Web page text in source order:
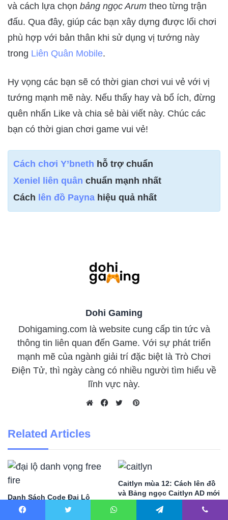
và cách lựa chọn bảng ngọc Arum theo từng trận
đấu. Qua đây, giúp các bạn xây dựng được lối chơi
phù hợp với bản thân khi sử dụng vị tướng này
trong Liên Quân Mobile.
Hy vọng các bạn sẽ có thời gian chơi vui vẻ với vị
tướng mạnh mẽ này. Nếu thấy hay và bổ ích, đừng
quên nhấn Like và chia sẻ bài viết này. Chúc các
bạn có thời gian chơi game vui vẻ!
Cách chơi Y’bneth hỗ trợ chuẩn
Xeniel liên quân chuẩn mạnh nhất
Cách lên đồ Payna hiệu quả nhất
Dohi Gaming
Dohigaming.com là website cung cấp tin tức và
thông tin liên quan đến Game. Với sự phát triển
mạnh mẽ của ngành giải trí đặc biệt là Trò Chơi
Điện Tử, thì ngày càng có nhiều người tìm hiểu về
lĩnh vực này.
Pinterest
Related Articles
Danh Sách Code Đại Lộ
Danh Vọng Free Fire 2023 và
Caitlyn mùa 12: Cách lên đồ
và Bảng ngọc Caitlyn AD mới